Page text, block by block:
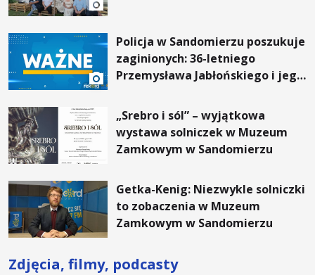
Policja w Sandomierzu poszukuje
zaginionych: 36-letniego
Przemysława Jabłońskiego i jego
„Srebro i sól” – wyjątkowa
wystawa solniczek w Muzeum
Zamkowym w Sandomierzu
Getka-Kenig: Niezwykle solniczki
to zobaczenia w Muzeum
Zamkowym w Sandomierzu
Zdjęcia, filmy, podcasty